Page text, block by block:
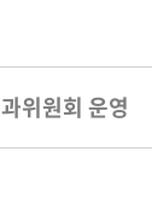
위원회 운영